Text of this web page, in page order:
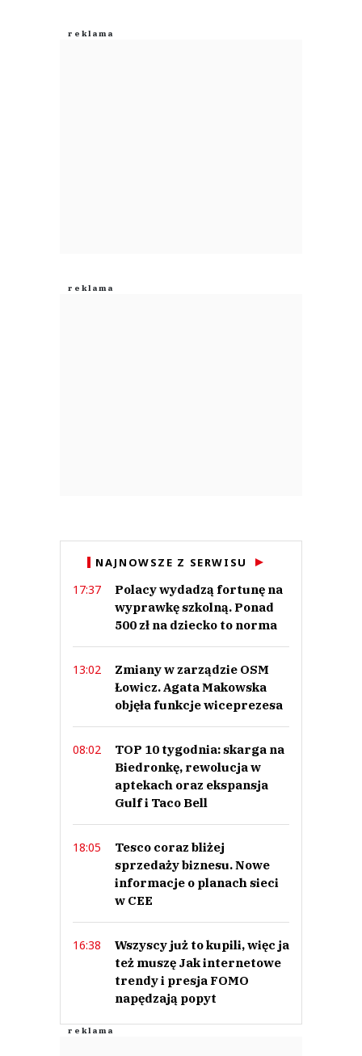
NAJNOWSZE Z SERWISU
17:37
Polacy wydadzą fortunę na
wyprawkę szkolną. Ponad
500 zł na dziecko to norma
13:02
Zmiany w zarządzie OSM
Łowicz. Agata Makowska
objęła funkcje wiceprezesa
08:02
TOP 10 tygodnia: skarga na
Biedronkę, rewolucja w
aptekach oraz ekspansja
Gulf i Taco Bell
18:05
Tesco coraz bliżej
sprzedaży biznesu. Nowe
informacje o planach sieci
w CEE
16:38
Wszyscy już to kupili, więc ja
też muszę Jak internetowe
trendy i presja FOMO
napędzają popyt